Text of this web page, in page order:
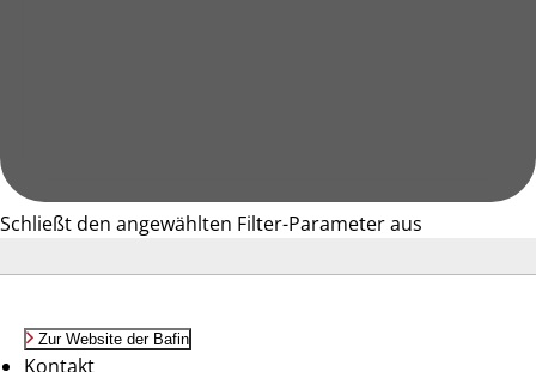
Schließt den angewählten Filter-Parameter aus
Zur Website der Bafin
Kontakt